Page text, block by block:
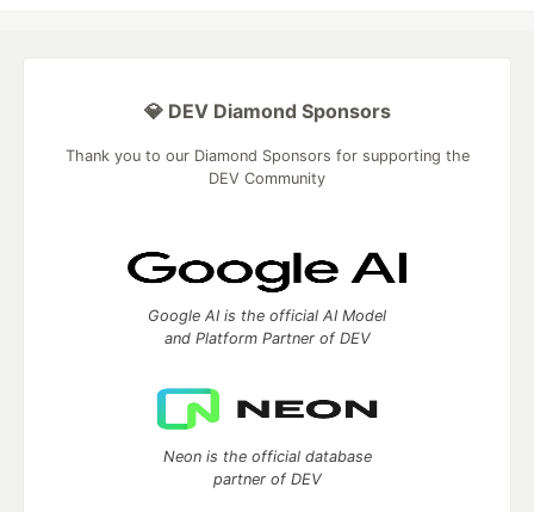
💎 DEV Diamond Sponsors
Thank you to our Diamond Sponsors for supporting the
DEV Community
Google AI is the official AI Model
and Platform Partner of DEV
Neon is the official database
partner of DEV